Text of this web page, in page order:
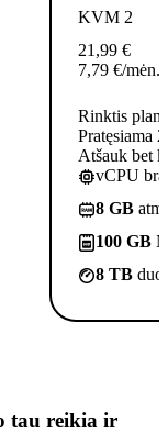
KVM 2
21,99 €
7,79 €/mėn.
Rinktis planą
Pratęsiama
Atšauk bet
vCPU
8 GB
100 GB
8 TB
tau reikia ir